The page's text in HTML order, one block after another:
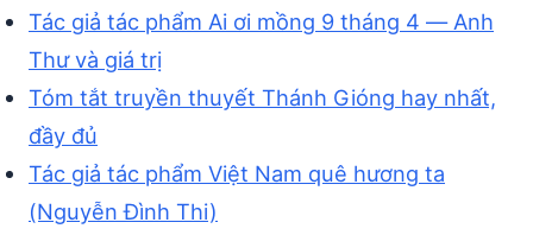
Tác giả tác phẩm Ai ơi mồng 9 tháng 4 — Anh
Thư và giá trị
Tóm tắt truyền thuyết Thánh Gióng hay nhất,
đầy đủ
Tác giả tác phẩm Việt Nam quê hương ta
(Nguyễn Đình Thi)